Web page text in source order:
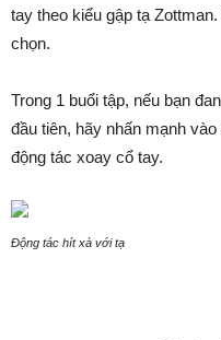
tay theo kiểu gập tạ
chọn.
Trong 1 buổi tập, nếu bạn
đầu tiên, hãy nhấn mạnh
động tác xoay cổ tay.
Động tác hít xà với tạ